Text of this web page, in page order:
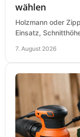
wählen
Holzmann oder
Einsatz,
7. August 2026